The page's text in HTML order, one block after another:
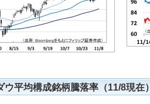
平均構成銘柄騰落率（11/8現在）